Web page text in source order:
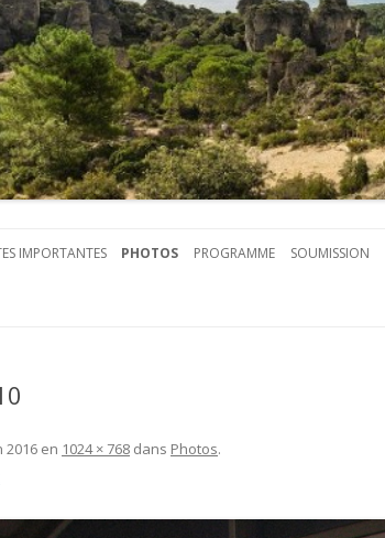
IMPORTANTES PHOTOS PROGRAMME SOUMISSION
2016 en 1024 × 768 dans Photos.